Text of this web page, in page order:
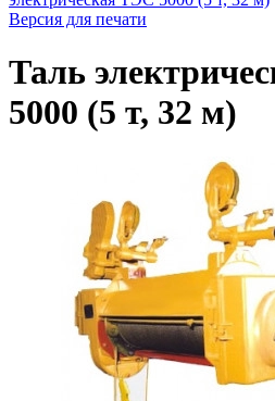
Версия для печати
Таль
5000 (5 т, 32 м)